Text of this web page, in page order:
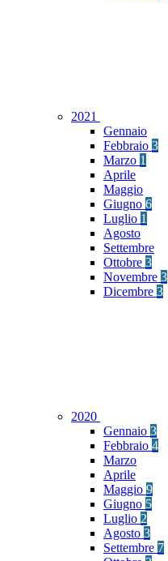
2021
Gennaio
Febbraio 3
Marzo 1
Aprile
Maggio
Giugno 6
Luglio 1
Agosto
Settembre
Ottobre 3
Novembre 3
Dicembre 3
2020
Gennaio 3
Febbraio 4
Marzo
Aprile
Maggio 9
Giugno 5
Luglio 2
Agosto 3
Settembre 7